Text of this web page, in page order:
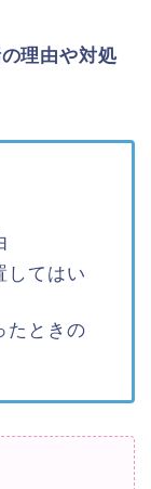
理由や対処
してはい
たときの